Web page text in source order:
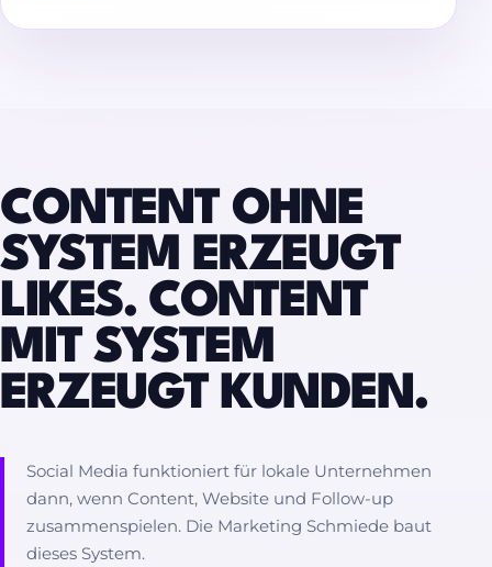
CONTENT OHNE
SYSTEM ERZEUGT
LIKES. CONTENT
MIT SYSTEM
ERZEUGT KUNDEN.
Social Media funktioniert für lokale Unternehmen
dann, wenn Content, Website und Follow-up
zusammenspielen. Die Marketing Schmiede baut
dieses System.